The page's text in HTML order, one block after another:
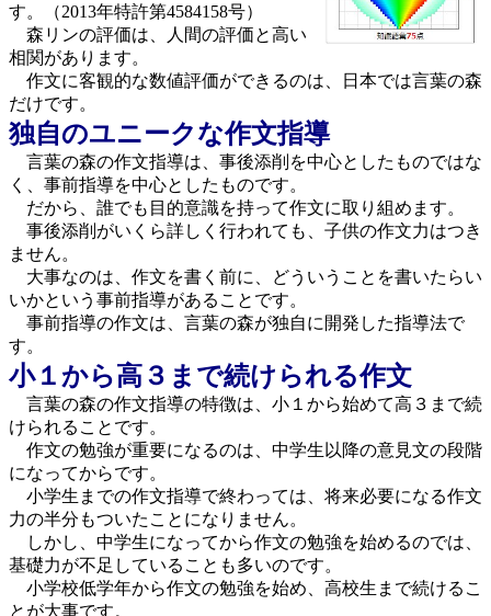
す。（2013年特許第4584158号）
森リンの評価は、人間の評価と高い
相関があります。
作文に客観的な数値評価ができるのは、日本では言葉の森
だけです。
独自のユニークな作文指導
言葉の森の作文指導は、事後添削を中心としたものではな
く、事前指導を中心としたものです。
だから、誰でも目的意識を持って作文に取り組めます。
事後添削がいくら詳しく行われても、子供の作文力はつき
ません。
大事なのは、作文を書く前に、どういうことを書いたらい
いかという事前指導があることです。
事前指導の作文は、言葉の森が独自に開発した指導法で
す。
小１から高３まで続けられる作文
言葉の森の作文指導の特徴は、小１から始めて高３まで続
けられることです。
作文の勉強が重要になるのは、中学生以降の意見文の段階
になってからです。
小学生までの作文指導で終わっては、将来必要になる作文
力の半分もついたことになりません。
しかし、中学生になってから作文の勉強を始めるのでは、
基礎力が不足していることも多いのです。
小学校低学年から作文の勉強を始め、高校生まで続けるこ
とが大事です。